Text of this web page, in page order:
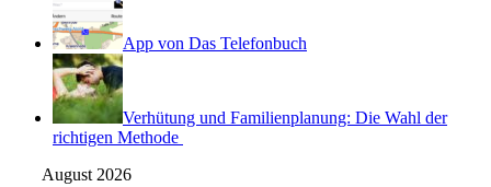
App von Das Telefonbuch
Verhütung und Familienplanung: Die Wahl der
richtigen Methode
August 2026